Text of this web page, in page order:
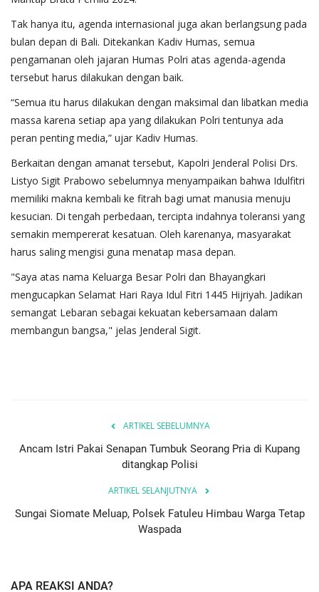
Tak hanya itu, agenda internasional juga akan berlangsung pada
bulan depan di Bali. Ditekankan Kadiv Humas, semua
pengamanan oleh jajaran Humas Polri atas agenda-agenda
tersebut harus dilakukan dengan baik.
“Semua itu harus dilakukan dengan maksimal dan libatkan media
massa karena setiap apa yang dilakukan Polri tentunya ada
peran penting media,” ujar Kadiv Humas.
Berkaitan dengan amanat tersebut, Kapolri Jenderal Polisi Drs.
Listyo Sigit Prabowo sebelumnya menyampaikan bahwa Idulfitri
memiliki makna kembali ke fitrah bagi umat manusia menuju
kesucian. Di tengah perbedaan, tercipta indahnya toleransi yang
semakin mempererat kesatuan. Oleh karenanya, masyarakat
harus saling mengisi guna menatap masa depan.
"Saya atas nama Keluarga Besar Polri dan Bhayangkari
mengucapkan Selamat Hari Raya Idul Fitri 1445 Hijriyah. Jadikan
semangat Lebaran sebagai kekuatan kebersamaan dalam
membangun bangsa," jelas Jenderal Sigit.
ARTIKEL SEBELUMNYA
Ancam Istri Pakai Senapan Tumbuk Seorang Pria di Kupang
ditangkap Polisi
ARTIKEL SELANJUTNYA
Sungai Siomate Meluap, Polsek Fatuleu Himbau Warga Tetap
Waspada
APA REAKSI ANDA?